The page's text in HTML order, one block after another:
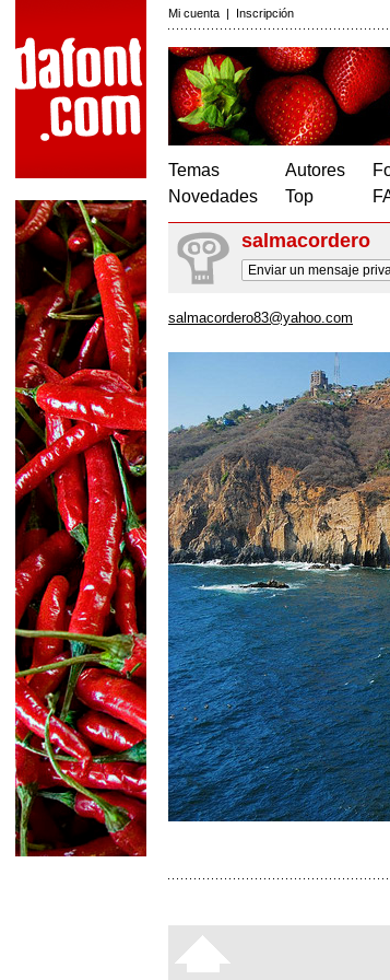
Mi cuenta | Inscripción
Temas
Novedades
Autores
Top
salmacordero
Enviar un mensaje
salmacordero83@yahoo.com